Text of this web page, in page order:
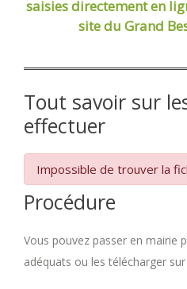
saisies directement en
site du Grand
Tout savoir sur
effectuer
Impossible de trouver la
Procédure
Vous pouvez passer en mairie
adéquats ou les télécharger